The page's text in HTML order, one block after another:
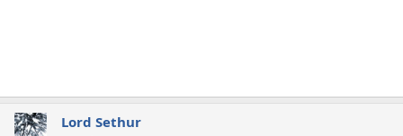
Lord Sethur